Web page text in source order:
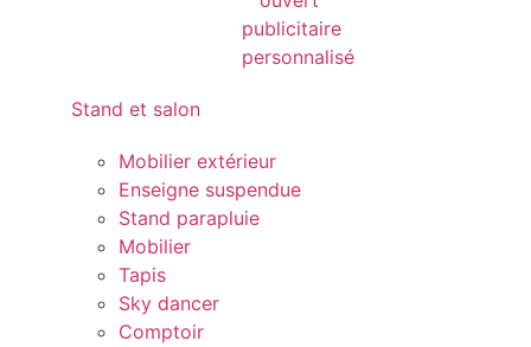
Stand et salon
Mobilier extérieur
Enseigne suspendue
Stand parapluie
Mobilier
Tapis
Sky dancer
Comptoir